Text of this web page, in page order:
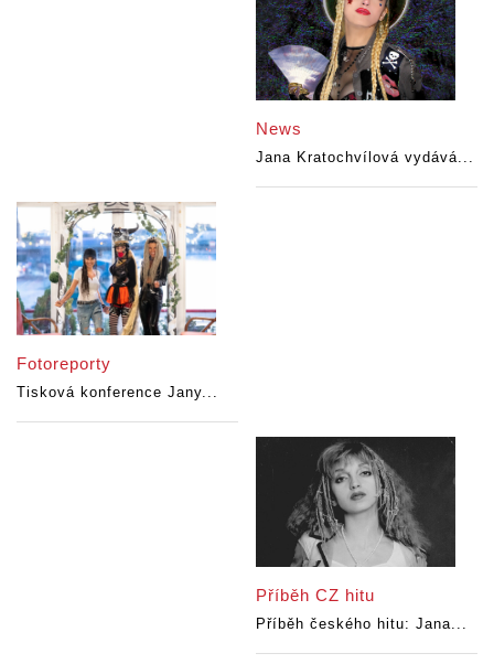
News
Jana Kratochvílová vydává...
Fotoreporty
Tisková konference Jany...
Příběh CZ hitu
Příběh českého hitu: Jana...